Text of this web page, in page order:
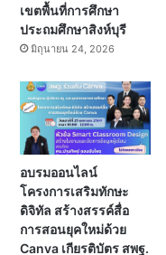
เขตพื้นที่การศึกษา
ประถมศึกษาสิงห์บุรี
มิถุนายน 24, 2026
อบรมออนไลน์
โครงการเสริมทักษะ
ดิจิทัล สร้างสรรค์สื่อ
การสอนยุคใหม่ด้วย
Canva เกียรติบัตร สพฐ.